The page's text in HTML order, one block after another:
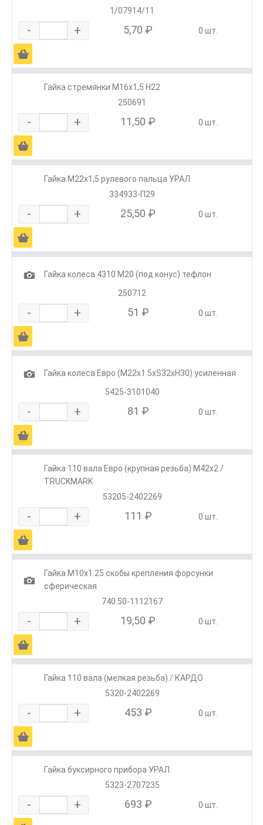
1/07914/11
- + 5,70 ₽ 0 шт.
Ä
Гайка стремянки М16х1,5 Н22
250691
- + 11,50 ₽ 0 шт.
Ä
Гайка М22х1,5 рулевого пальца УРАЛ
334933-П29
- + 25,50 ₽ 0 шт.
Ä
1
Гайка колеса 4310 М20 (под конус) тефлон
250712
- + 51 ₽ 0 шт.
Ä
1
Гайка колеса Евро (М22х1.5хS32хH30) усиленная
5425-3101040
- + 81 ₽ 0 шт.
Ä
Гайка 110 вала Евро (крупная резьба) М42х2 /
TRUCKMARK
53205-2402269
- + 111 ₽ 0 шт.
Ä
1
Гайка М10х1.25 скобы крепления форсунки
сферическая
740.50-1112167
- + 19,50 ₽ 0 шт.
Ä
Гайка 110 вала (мелкая резьба) / КАРДО
5320-2402269
- + 453 ₽ 0 шт.
Ä
Гайка буксирного прибора УРАЛ
5323-2707235
- + 693 ₽ 0 шт.